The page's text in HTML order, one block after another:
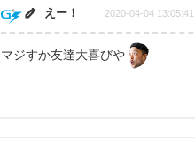
えー！ 2020-04-04 13:05:41
マジすか友達大喜びや